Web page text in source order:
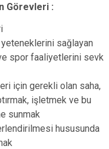
Görevleri :
sağlayan
spor faaliyetlerini sevk
için gerekli olan saha,
işletmek ve bu
sunmak
hususunda